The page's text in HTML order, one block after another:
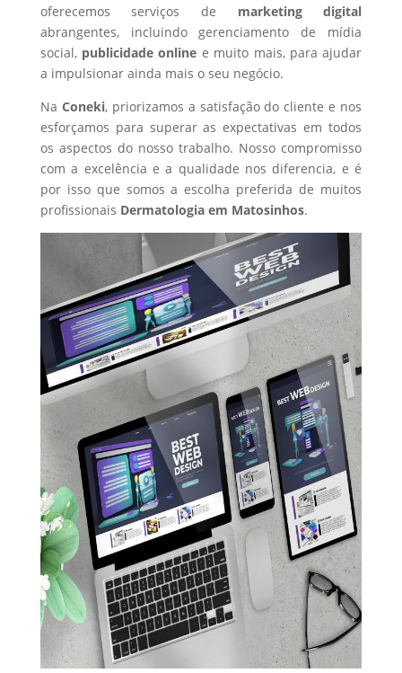
oferecemos serviços de marketing digital
abrangentes, incluindo gerenciamento de mídia
social, publicidade online e muito mais, para ajudar
a impulsionar ainda mais o seu negócio.
Na Coneki, priorizamos a satisfação do cliente e nos
esforçamos para superar as expectativas em todos
os aspectos do nosso trabalho. Nosso compromisso
com a excelência e a qualidade nos diferencia, e é
por isso que somos a escolha preferida de muitos
profissionais Dermatologiaem Matosinhos.